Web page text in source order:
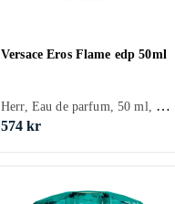
Versace Eros Flame edp 50ml
Herr, Eau de parfum, 50 ml, Eros, Cederträ, Sandelträ, Tonkabönor, Mandarin, Citron/Citrus, Ros, Vetiver, Trä, Rosmarin, Peppar, Patchouli, Olivträ, Vanilj, Ambra, Choklad, Geranium, Ekmossa
574 kr